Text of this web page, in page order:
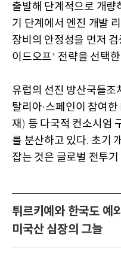
출발해 단계적으로 개량
기 단계에서 엔진 개발
장비의 안정성을 먼저
이드오프’ 전략을 선택
유럽의 선진 방산국들조
탈리아·스페인이 참여한
재 ) 등 다국적 컨소시엄
를 분산하고 있다. 초기
잡는 것은 글로벌 전투
튀르키예와 한국도 예
미국산 심장의 그늘